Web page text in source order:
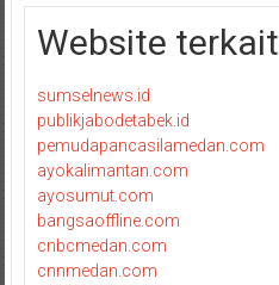
Website terkait
sumselnews.id
publikjabodetabek.id
pemudapancasilamedan.com
ayokalimantan.com
ayosumut.com
bangsaoffline.com
cnbcmedan.com
cnnmedan.com